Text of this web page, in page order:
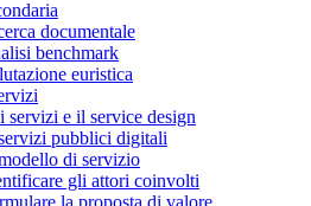
documentale
benchmark
euristica
servizi e il service design
pubblici digitali
di servizio
gli attori coinvolti
la proposta di valore